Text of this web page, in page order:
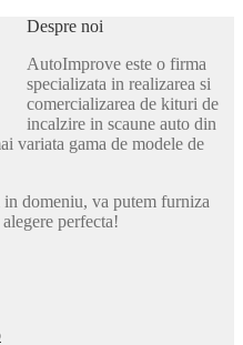
Despre noi
AutoImprove este o firma
specializata in realizarea si
comercializarea de kituri de
incalzire in scaune auto din
variata gama de modele de
domeniu, va putem furniza
perfecta!